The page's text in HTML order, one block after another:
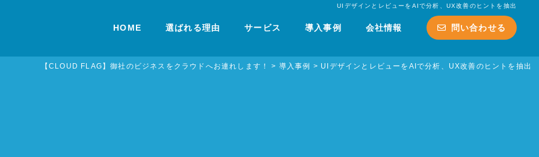
UIデザインとレビューをAIで分析、UX改善のヒントを抽出
HOME 選ばれる理由 サービス 導入事例 会社情報 問い合わせる
【CLOUD FLAG】御社のビジネスをクラウドへお連れします！ > 導入事例 > UIデザインとレビューをAIで分析、UX改善のヒントを抽出